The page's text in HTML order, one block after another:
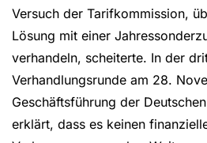
Versuch der Tarifkommission,
Lösung mit einer
verhandeln, scheiterte. In der
Verhandlungsrunde am 28.
Geschäftsführung der
erklärt, dass es keinen